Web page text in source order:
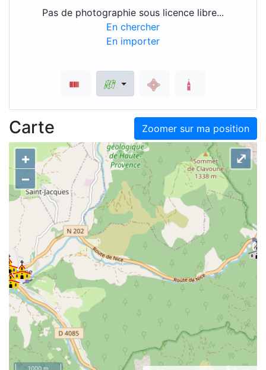
Pas de photographie sous licence libre...
En chercher
En importer
Zoomer sur ma position
Carte
+
–
⤢
1000 m